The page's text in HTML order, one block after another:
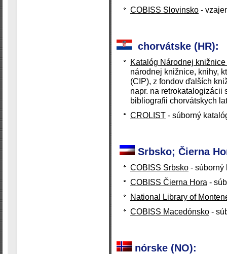
COBISS Slovinsko -
chorvátske (HR):
Katalóg Národnej
národnej knižnice, knihy,
(CIP), z fondov ďalších
napr. na retrokatalogizácii
bibliografii chorvátskych
CROLIST - súborný
Srbsko; Čierna
COBISS Srbsko -
COBISS Čierna Hora -
National Library of
COBISS Macedónsko -
nórske (NO):